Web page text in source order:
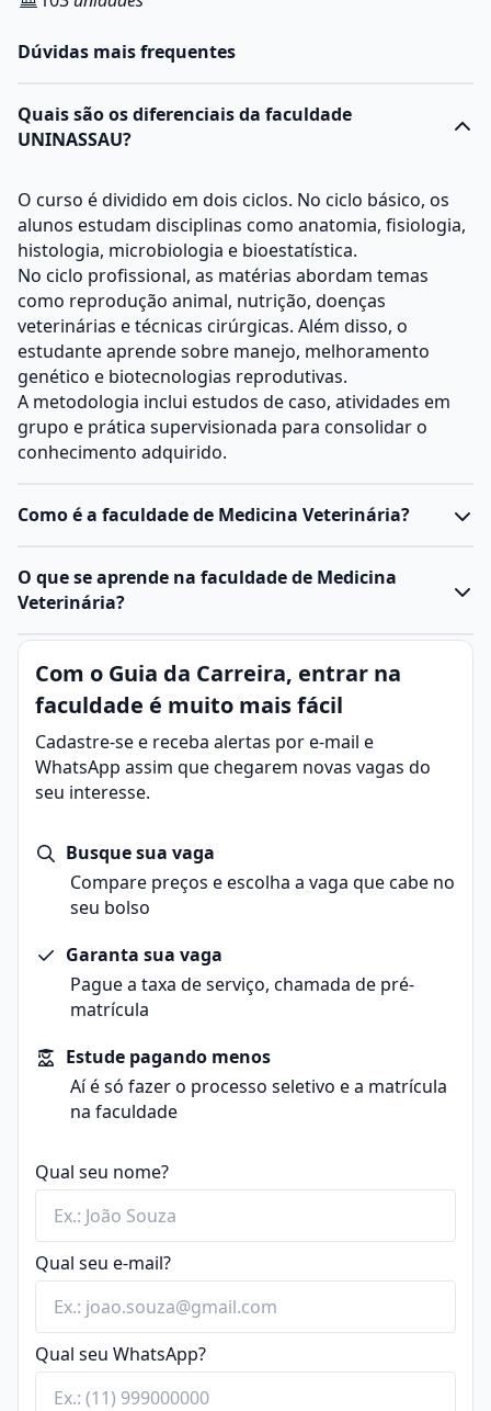
Dúvidas mais frequentes
Quais são os diferenciais da faculdade
UNINASSAU?
O curso é dividido em dois ciclos. No ciclo básico, os
alunos estudam disciplinas como anatomia, fisiologia,
histologia, microbiologia e bioestatística.
No ciclo profissional, as matérias abordam temas
como reprodução animal, nutrição, doenças
veterinárias e técnicas cirúrgicas. Além disso, o
estudante aprende sobre manejo, melhoramento
genético e biotecnologias reprodutivas.
A metodologia inclui estudos de caso, atividades em
grupo e prática supervisionada para consolidar o
conhecimento adquirido.
Como é a faculdade de Medicina Veterinária?
A Uninassau oferece o curso no formato presencial,
com uma abordagem que equilibra teoria e prática.
discussões e realizam atividades práticas em
laboratórios e ambientes clínicos.
Durante a formação, desenvolvem competências em
O estágio supervisionado e a monografia são
obrigatórios, permitindo que o estudante aplique os
conhecimentos adquiridos ao longo da graduação.
O que se aprende na faculdade de Medicina
Veterinária?
curso na Uninassau conta com infraestrutura
voltada ao ensino prático, incluindo laboratórios
equipados e espaços para simulação de
procedimentos clínicos.
A proximidade com o corpo docente permite aos
alunos esclarecer dúvidas e receber acompanhamento
O uso de tecnologias complementares no ensino
também pode ser um diferencial, auxiliando na
formação profissional.
O estágio supervisionado contribui para a preparação
proporcionando experiência real na área.
Com o Guia da Carreira, entrar na
faculdade é muito mais fácil
Cadastre-se e receba alertas por e-mail e
WhatsApp assim que chegarem novas vagas do
seu interesse.
Busque sua vaga
Compare preços e escolha a vaga que cabe no
seu bolso
Garanta sua vaga
Pague a taxa de serviço, chamada de pré-
matrícula
Estude pagando menos
Aí é só fazer o processo seletivo e a matrícula
na faculdade
Qual seu nome?
Qual seu e-mail?
Qual seu WhatsApp?